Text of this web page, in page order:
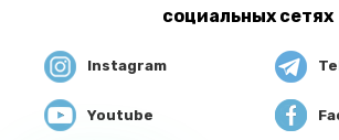
социальных сетях
Instagram
Youtube